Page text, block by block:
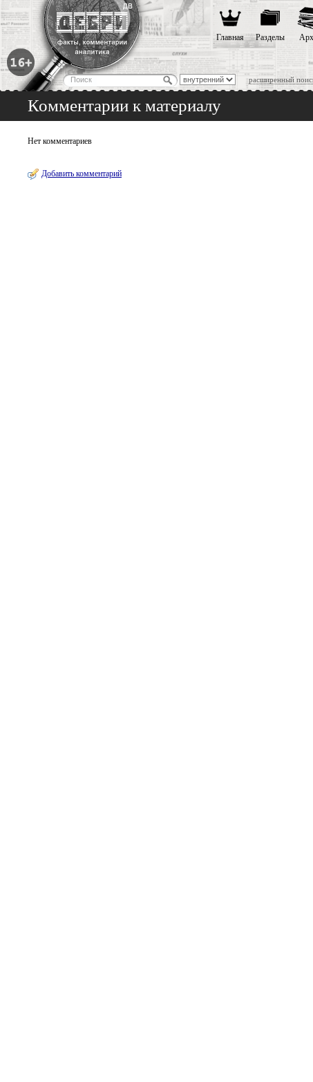
расширенный
Главная Разделы
Комментарии к материалу
Нет комментариев
Добавить комментарий